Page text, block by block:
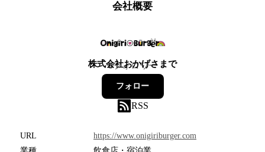
会社概要
株式会社おかげさまで
6フォロワー
フォロー
RSS
URL
https://www.onigiriburger.com